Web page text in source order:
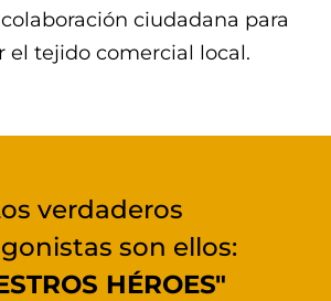
ciudadana para
el tejido comercial local.
verdaderos
son ellos:
HÉROES"